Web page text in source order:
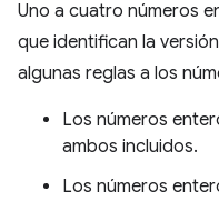
Uno a cuatro números
que identifican la
algunas reglas a los
Los números
ambos incluidos.
Los números